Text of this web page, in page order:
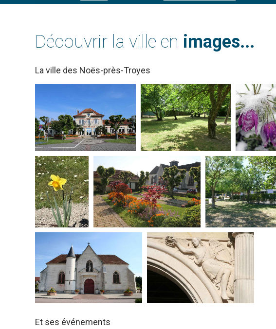
Découvrir la ville en images...
La ville des Noës-près-Troyes
Et ses événements